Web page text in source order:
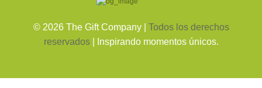
© 2026The Gift Company | Todos los derechos
reservados
| Inspirando momentos únicos.